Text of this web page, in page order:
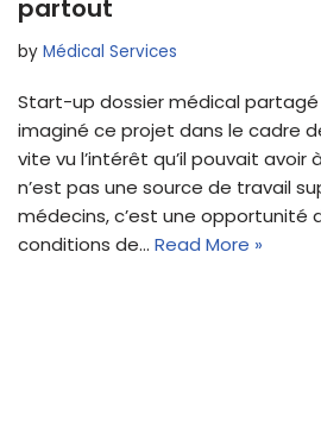
partout
by Médical Services
Start-up dossier médical
imaginé ce projet dans le cadre
vite vu l’intérêt qu’il pouvait avoir
n’est pas une source de travail
médecins, c’est une opportunité
conditions de… Read More »